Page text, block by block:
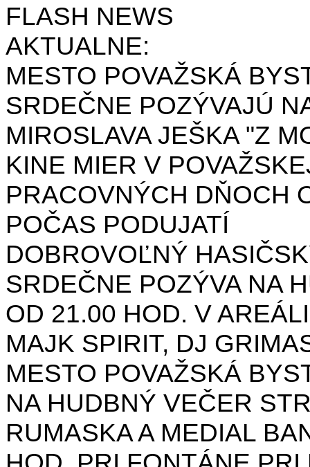
FLASH NEWS
AKTUALNE:
MESTO POVAŽSKÁ
SRDEČNE POZÝVAJÚ
MIROSLAVA JEŠKA "Z
KINE MIER V
PRACOVNÝCH DŇOCH
POČAS PODUJATÍ
DOBROVOĽNÝ
SRDEČNE POZÝVA NA
OD 21.00 HOD. V
MAJK SPIRIT, DJ
MESTO POVAŽSKÁ
NA HUDBNÝ VEČER
RUMASKA A MEDIAL